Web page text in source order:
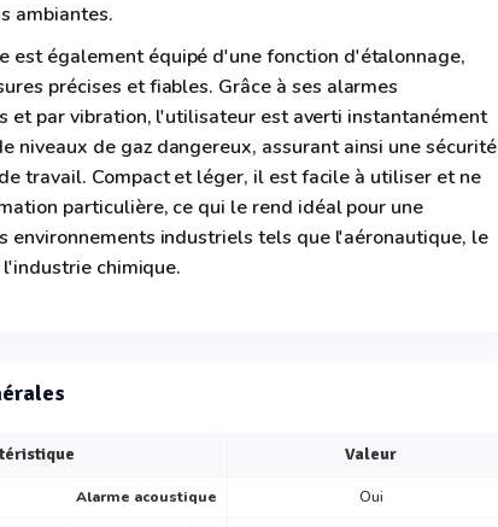
ambiantes.
est également équipé d'une fonction d'étalonnage,
précises et fiables. Grâce à ses alarmes
et par vibration, l'utilisateur est averti instantanément
niveaux de gaz dangereux, assurant ainsi une sécurité
travail. Compact et léger, il est facile à utiliser et ne
particulière, ce qui le rend idéal pour une
environnements industriels tels que l'aéronautique, le
chimique.
Valeur
Alarme acoustique Oui